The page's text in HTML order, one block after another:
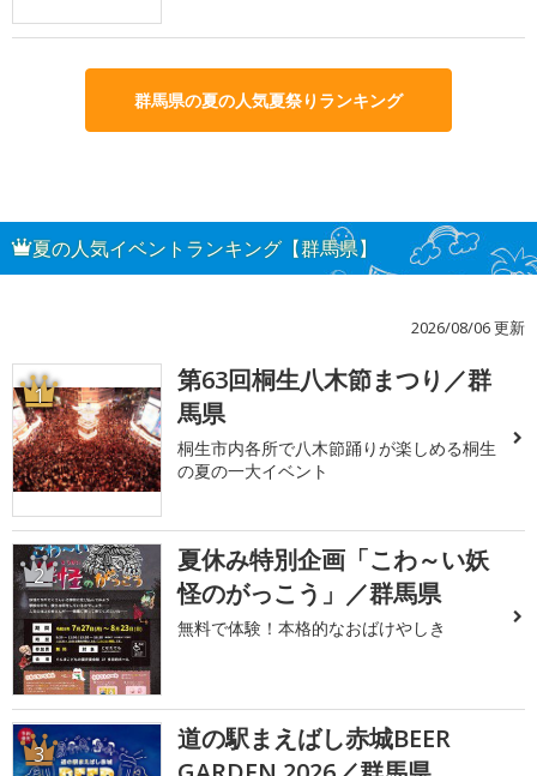
群馬県の夏の人気夏祭りランキング
夏の人気イベントランキング【群馬県】
2026/08/06 更新
1
第63回桐生八木節まつり／群
馬県
桐生市内各所で八木節踊りが楽しめる桐生
の夏の一大イベント
2
夏休み特別企画「こわ～い妖
怪のがっこう」／群馬県
無料で体験！本格的なおばけやしき
3
道の駅まえばし赤城BEER